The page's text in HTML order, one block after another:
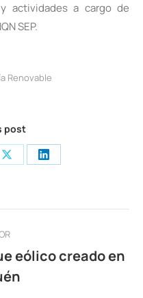
actividades a cargo de
SEP.
Renovable
post
Share
X
Share
LinkedIn
eólico creado en